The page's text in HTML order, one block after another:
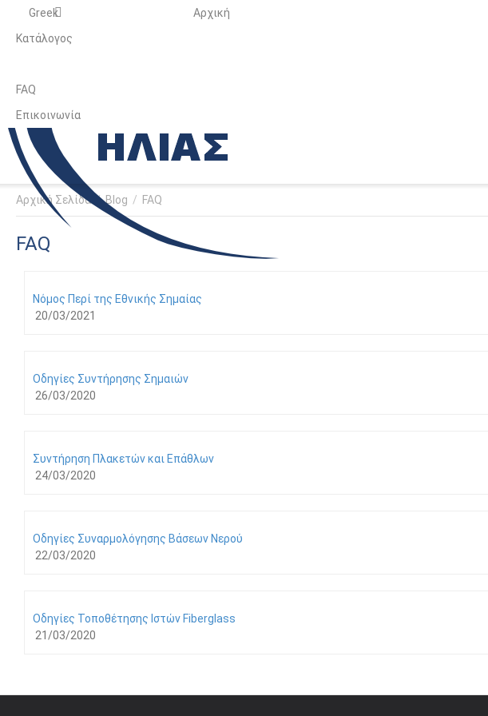
Greek
Αρχική
Κατάλογος
FAQ
Επικοινωνία
Αρχική Σελίδα / Blog / FAQ
FAQ
Νόμος Περί της Εθνικής Σημαίας
20/03/2021
Οδηγίες Συντήρησης Σημαιών
26/03/2020
Συντήρηση Πλακετών και Επάθλων
24/03/2020
Οδηγίες Συναρμολόγησης Βάσεων Νερού
22/03/2020
Οδηγίες Τοποθέτησης Ιστών Fiberglass
21/03/2020